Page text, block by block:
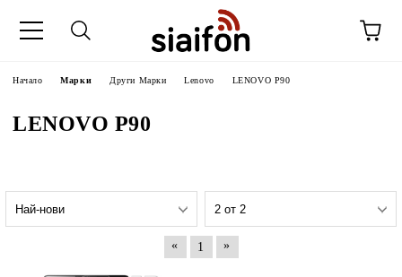
Начало Марки Други Марки Lenovo LENOVO P90
LENOVO P90
« 1 »